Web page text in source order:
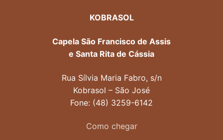
KOBRASOL
Capela São Francisco de Assis
e Santa Rita de Cássia
Rua Sílvia Maria Fabro, s/n
Kobrasol – São José
Fone: (48) 3259-6142
Como chegar